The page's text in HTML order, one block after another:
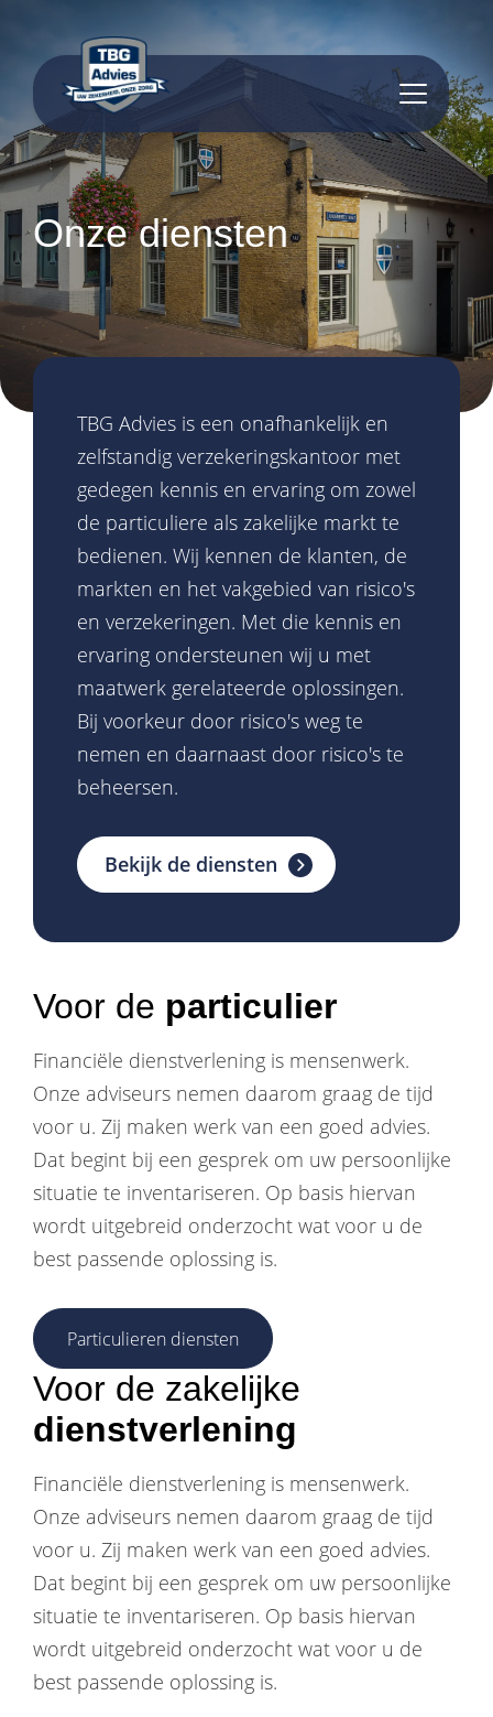
Onzediensten
TBG Advies is een onafhankelijk en
zelfstandig verzekeringskantoor met
gedegen kennis en ervaring om zowel
de particuliere als zakelijke markt te
bedienen. Wij kennen de klanten, de
markten en het vakgebied van risico's
en verzekeringen. Met die kennis en
ervaring ondersteunen wij u met
maatwerk gerelateerde oplossingen.
Bij voorkeur door risico's weg te
nemen en daarnaast door risico's te
beheersen.
Bekijk de diensten
Voor de particulier
Financiële dienstverlening is mensenwerk.
Onze adviseurs nemen daarom graag de tijd
voor u. Zij maken werk van een goed advies.
Dat begint bij een gesprek om uw persoonlijke
situatie te inventariseren. Op basis hiervan
wordt uitgebreid onderzocht wat voor u de
best passende oplossing is.
Particulieren diensten
Voor de zakelijke
dienstverlening
Financiële dienstverlening is mensenwerk.
Onze adviseurs nemen daarom graag de tijd
voor u. Zij maken werk van een goed advies.
Dat begint bij een gesprek om uw persoonlijke
situatie te inventariseren. Op basis hiervan
wordt uitgebreid onderzocht wat voor u de
best passende oplossing is.